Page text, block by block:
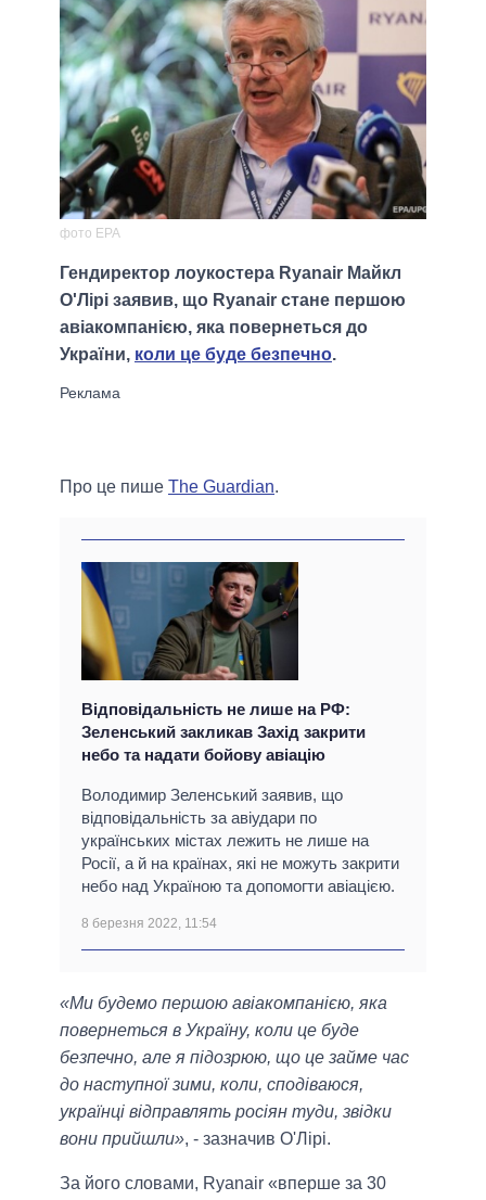
фото ЕРА
Гендиректор лоукостера Ryanair Майкл
О'Лірі заявив, що Ryanair стане першою
авіакомпанією, яка повернеться до
України, коли це буде безпечно.
Про це пише The Guardian.
Відповідальність не лише на РФ:
Зеленський закликав Захід закрити
небо та надати бойову авіацію
Володимир Зеленський заявив, що
відповідальність за авіудари по
українських містах лежить не лише на
Росії, а й на країнах, які не можуть закрити
небо над Україною та допомогти авіацією.
8 березня 2022, 11:54
«Ми будемо першою авіакомпанією, яка
повернеться в Україну, коли це буде
безпечно, але я підозрюю, що це займе час
до наступної зими, коли, сподіваюся,
українці відправлять росіян туди, звідки
вони прийшли», - зазначив О'Лірі.
За його словами, Ryanair «вперше за 30